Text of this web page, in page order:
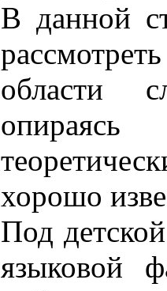
В данной
области
хорошо
Под
языковой